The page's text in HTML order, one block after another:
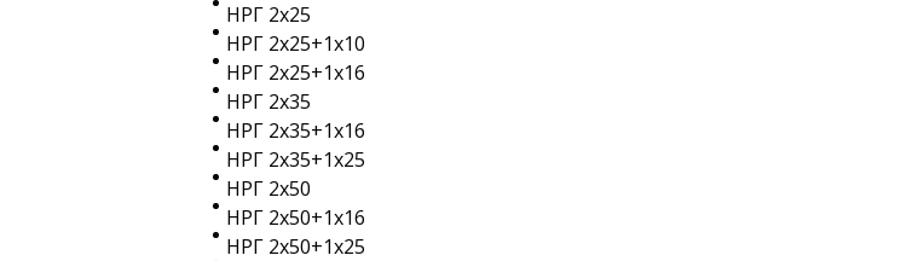
НРГ 2х25
НРГ 2х25+1х10
НРГ 2х25+1х16
НРГ 2х35
НРГ 2х35+1х16
НРГ 2х35+1х25
НРГ 2х50
НРГ 2х50+1х16
НРГ 2х50+1х25